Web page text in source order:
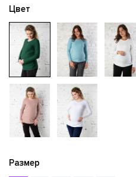
Цвет
Размер